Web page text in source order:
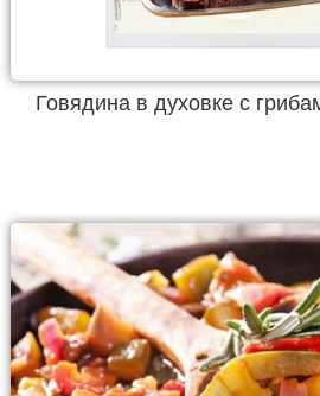
Говядина в духовке с